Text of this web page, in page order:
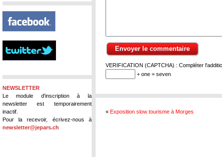
NEWSLETTER
Le module d'inscription à la
newsletter est temporairement
inactif.
Pour la recevoir, écrivez-nous à
newsletter@jepars.ch
VERIFICATION (CAPTCHA) : Compléter
+ one = seven
« Exposition slow tourisme à Morges